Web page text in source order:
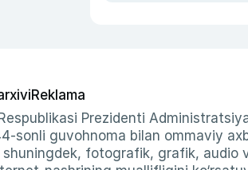
Reklama
Prezidenti
sonli guvohnoma bilan ommaviy
shuningdek, fotografik, grafik, audio